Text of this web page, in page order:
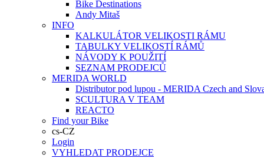
Bike Destinations
Andy Mitaš
INFO
KALKULÁTOR VELIKOSTI RÁMU
TABULKY VELIKOSTÍ RÁMŮ
NÁVODY K POUŽITÍ
SEZNAM PRODEJCŮ
MERIDA WORLD
Distributor pod lupou - MERIDA Czech and
SCULTURA V TEAM
REACTO
Find your Bike
cs-CZ
Login
VYHLEDAT PRODEJCE